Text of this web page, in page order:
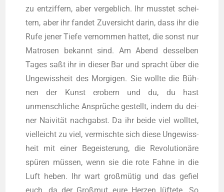
zu ent­zif­fern, aber ver­geb­lich. Ihr muss­tet schei­
tern, aber ihr fan­det Zuver­sicht dar­in, dass ihr die
Rufe jener Tie­fe ver­nom­men hat­tet, die sonst nur
Matro­sen bekannt sind. Am Abend des­sel­ben
Tages saßt ihr in die­ser Bar und spracht über die
Unge­wiss­heit des Mor­gi­gen. Sie woll­te die Büh­
nen der Kunst erobern und du, du hast
unmensch­li­che Ansprü­che gestellt, indem du dei­
ner Nai­vi­tät nach­gabst. Da ihr bei­de viel woll­tet,
viel­leicht zu viel, ver­misch­te sich die­se Unge­wiss­
heit mit einer Begeis­te­rung, die Revo­lu­tio­nä­re
spü­ren müs­sen, wenn sie die rote Fah­ne in die
Luft heben. Ihr wart groß­mü­tig und das gefiel
euch, da der Groß­mut eure Her­zen lüf­te­te. So